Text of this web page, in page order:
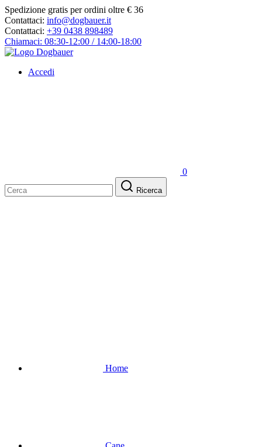
Spedizione gratis per ordini oltre € 36
Contattaci: info@dogbauer.it
Contattaci: +39 0438 898489
Chiamaci: 08:30-12:00 / 14:00-18:00
Accedi
0
Ricerca
Home